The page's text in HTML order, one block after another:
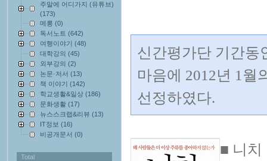
주말에 어디가지 (유튜브)
(173)
메롱 (0)
독서노트 (642)
여행이야기 (48)
대학강의 (45)
외부강의 (2)
논문·저서 (13)
책 이야기 (142)
학교생활&일상 (186)
문화생활 (17)
뉴스스크랩&리뷰 (13)
IT정보 (16)
비공개문서 (0)
Total
신간평가단 기간동
마음에 2012년 1월
선정하였다.
■ 니치